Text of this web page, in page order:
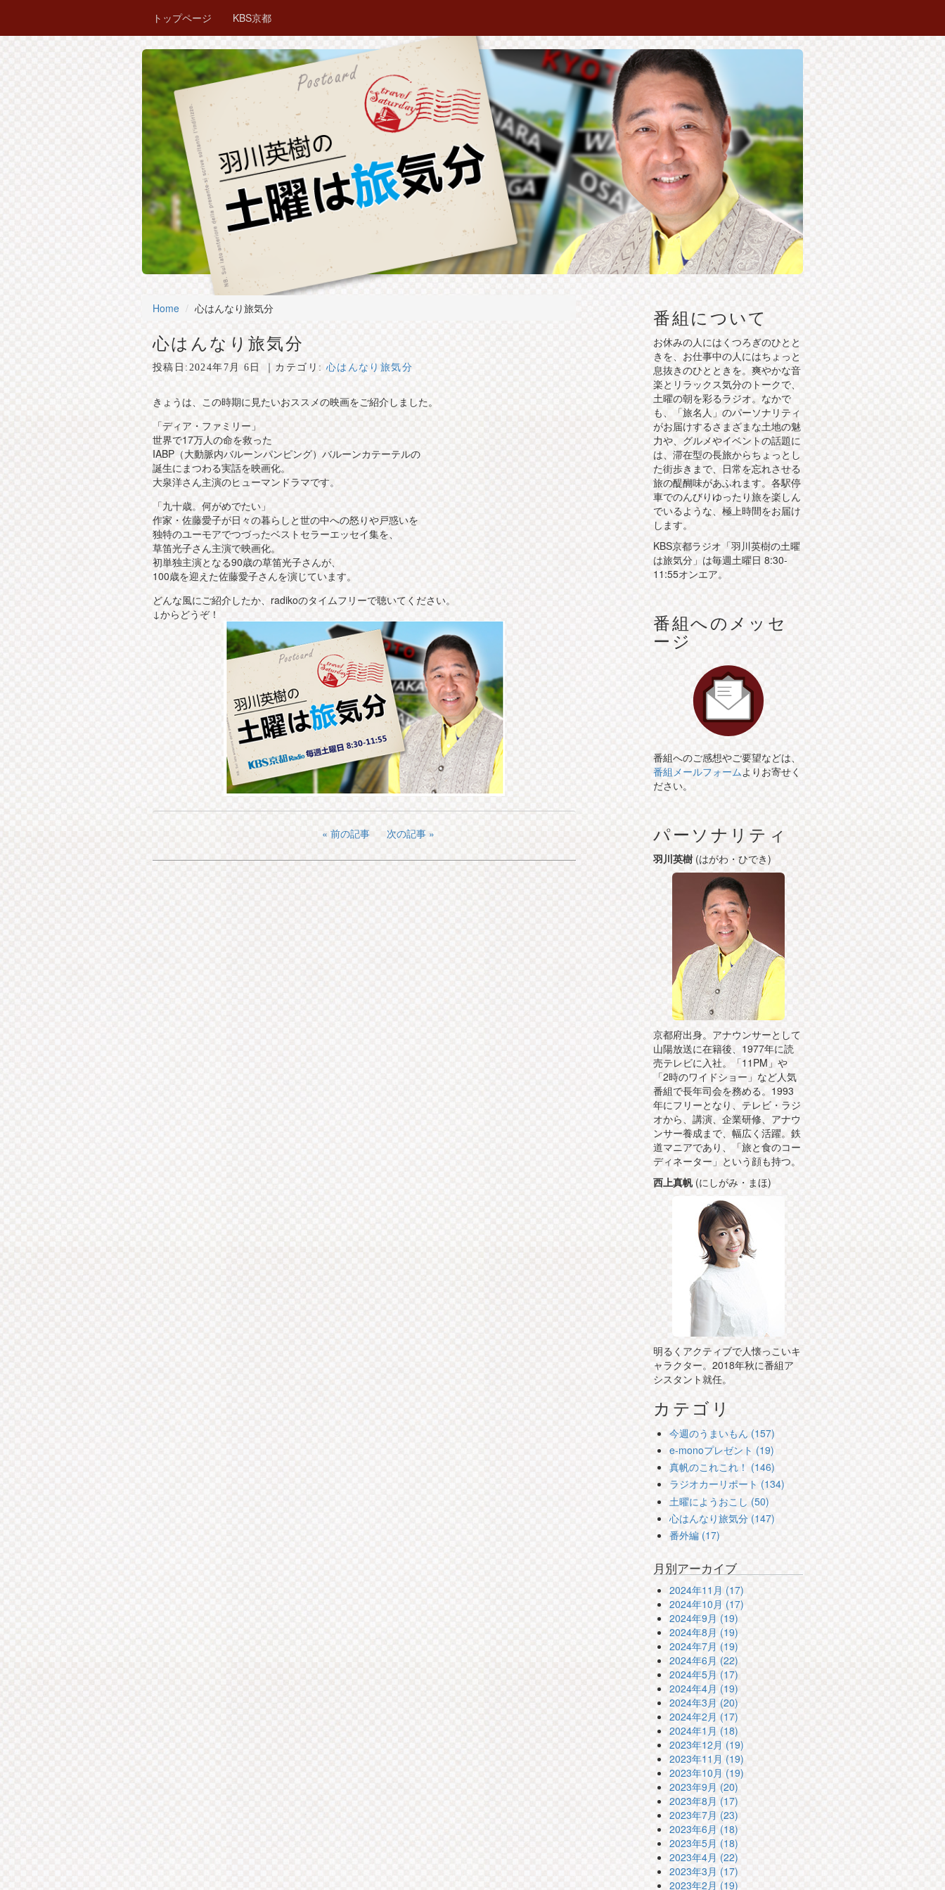
トップページ KBS京都
Home 心はんなり旅気分
心はんなり旅気分
投稿日: 2024年7月 6日 ｜カテゴリ: 心はんなり旅気分
きょうは、この時期に見たいおススメの映画をご紹介しました。
「ディア・ファミリー」
世界で17万人の命を救った
IABP（大動脈内バルーンパンピング）バルーンカテーテルの
誕生にまつわる実話を映画化。
大泉洋さん主演のヒューマンドラマです。
「九十歳。何がめでたい」
作家・佐藤愛子が日々の暮らしと世の中への怒りや戸惑いを
独特のユーモアでつづったベストセラーエッセイ集を、
草笛光子さん主演で映画化。
初単独主演となる90歳の草笛光子さんが、
100歳を迎えた佐藤愛子さんを演じています。
どんな風にご紹介したか、radikoのタイムフリーで聴いてください。
↓からどうぞ！
前の記事 次の記事
番組について
お休みの人にはくつろぎのひとと
きを、お仕事中の人にはちょっと
息抜きのひとときを。爽やかな音
楽とリラックス気分のトークで、
土曜の朝を彩るラジオ。なかで
も、「旅名人」のパーソナリティ
がお届けするさまざまな土地の魅
力や、グルメやイベントの話題に
は、滞在型の長旅からちょっとし
た街歩きまで、日常を忘れさせる
旅の醍醐味があふれます。各駅停
車でのんびりゆったり旅を楽しん
でいるような、極上時間をお届け
します。
KBS京都ラジオ「羽川英樹の土曜
は旅気分」は毎週土曜日 8:30-
11:55オンエア。
番組へのメッセ
ージ
番組へのご感想やご要望などは、
番組メールフォームよりお寄せく
ださい。
パーソナリティ
羽川英樹(はがわ・ひでき)
京都府出身。アナウンサーとして
山陽放送に在籍後、1977年に読
売テレビに入社。「11PM」や
「2時のワイドショー」など人気
番組で長年司会を務める。1993
年にフリーとなり、テレビ・ラジ
オから、講演、企業研修、アナウ
ンサー養成まで、幅広く活躍。鉄
道マニアであり、「旅と食のコー
ディネーター」という顔も持つ。
西上真帆(にしがみ・まほ)
明るくアクティブで人懐っこいキ
ャラクター。2018年秋に番組ア
シスタント就任。
カテゴリ
今週のうまいもん (157)
e-monoプレゼント (19)
真帆のこれこれ！ (146)
ラジオカーリポート (134)
土曜にようおこし (50)
心はんなり旅気分 (147)
番外編 (17)
月別アーカイブ
2024年11月 (17)
2024年10月 (17)
2024年9月 (19)
2024年8月 (19)
2024年7月 (19)
2024年6月 (22)
2024年5月 (17)
2024年4月 (19)
2024年3月 (20)
2024年2月 (17)
2024年1月 (18)
2023年12月 (19)
2023年11月 (19)
2023年10月 (19)
2023年9月 (20)
2023年8月 (17)
2023年7月 (23)
2023年6月 (18)
2023年5月 (18)
2023年4月 (22)
2023年3月 (17)
2023年2月 (19)